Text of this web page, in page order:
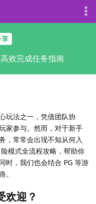
效完成任务指南
玩法之一，凭借团队协
家参与。然而，对于新手
，常常会出现不知从何入
模式全流程攻略，帮助你
时，我们也会结合 PG 等游
欢迎？